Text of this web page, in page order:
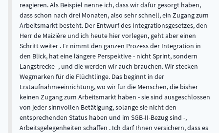
reagieren. Als Beispiel nenne ich, dass wir dafür gesorgt haben,
dass schon nach drei Monaten, also sehr schnell, ein Zugang zum
Arbeitsmarkt besteht. Der Entwurf des Integrationsgesetzes, den
Herr de Maizière und ich heute hier vorlegen, geht aber einen
Schritt weiter . Er nimmt den ganzen Prozess der Integration in
den Blick, hat eine längere Perspektive - nicht Sprint, sondern
Langstrecke -, und die werden wir auch brauchen. Wir stecken
Wegmarken für die Flüchtlinge. Das beginnt in der
Erstaufnahmeeinrichtung, wo wir für die Menschen, die bisher
keinen Zugang zum Arbeitsmarkt haben - sie sind ausgeschlossen
von jeder sinnvollen Betätigung, solange sie nicht den
entsprechenden Status haben und im SGB-II-Bezug sind -,
Arbeitsgelegenheiten schaffen . Ich darf Ihnen versichern, dass es